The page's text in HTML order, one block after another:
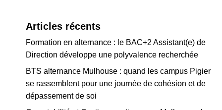
Articles récents
Formation en alternance : le BAC+2 Assistant(e) de
Direction développe une polyvalence recherchée
BTS alternance Mulhouse : quand les campus Pigier
se rassemblent pour une journée de cohésion et de
dépassement de soi